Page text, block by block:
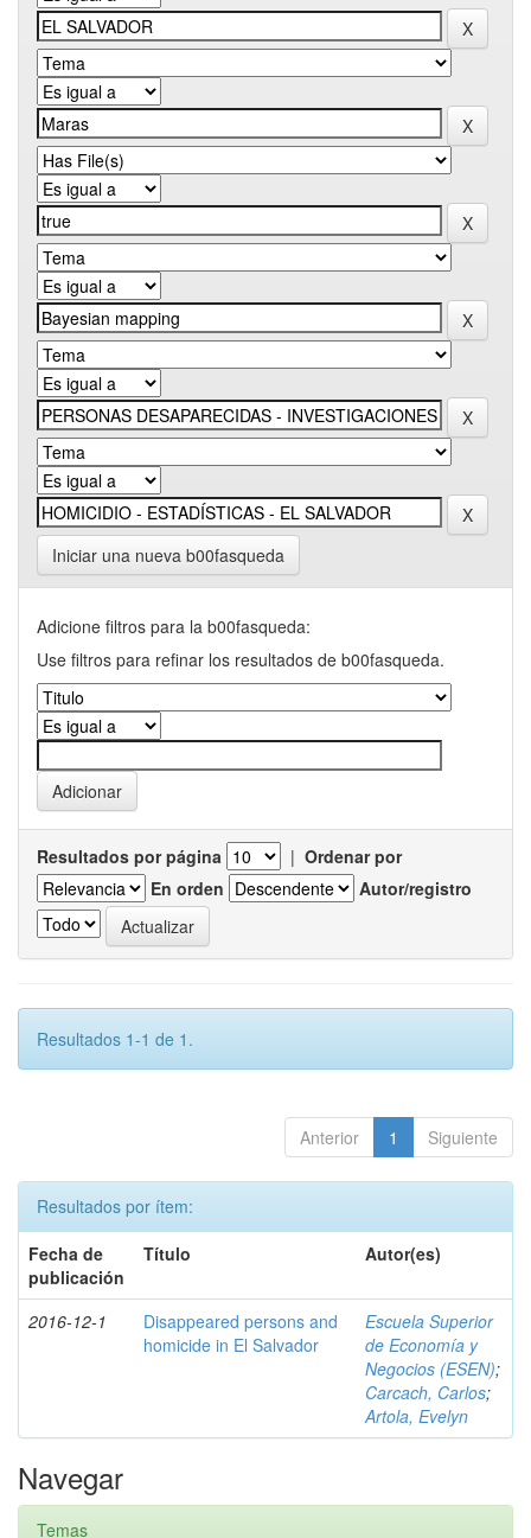
Iniciar una nueva b00fasqueda
Adicione filtros para la b00fasqueda:
Use filtros para refinar los resultados de b00fasqueda.
Resultados por página | Ordenar por
En orden
Autor/registro
Resultados 1-1 de 1.
Anterior 1 Siguiente
Resultados por ítem:
Fecha de
publicación
Título Autor(es)
2016-12-1
Disappeared persons and
homicide in El Salvador
Escuela Superior
de Economía y
Negocios (ESEN);
Carcach, Carlos;
Artola, Evelyn
Navegar
Temas